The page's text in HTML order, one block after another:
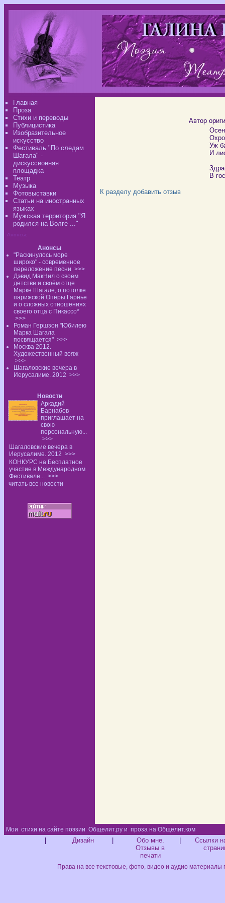
Главная
Проза
Стихи и переводы
Публицистика
Изобразительное
искусство
Фестиваль "По следам
Шагала" -
дискуссионная
площадка
Театр
Музыка
Фотовыставки
Статьи на иностранных
языках
Мужская территория "Я
родился на Волге ..."
Анонсы:
Анонсы
"Раскинулось море
широко" - современное
переложение песни >>>
Дэвид МакНил о своём
детстве и своём отце
Марке Шагале, о потолке
парижской Оперы Гарнье
и о сложных отношениях
своего отца с Пикассо*
>>>
Роман Гершзон "Юбилею
Марка Шагала
посвящается" >>>
Москва 2012.
Художественный вояж
>>>
Шагаловские вечера в
Иерусалиме. 2012 >>>
Новости
Аркадий
Барнабов
приглашает на
свою
персональную...
>>>
Шагаловские вечера в
Иерусалиме. 2012 >>>
КОНКУРС на Бесплатное
участие в Международном
Фестивале... >>>
читать все новости
Автор
Уж
И
В
К разделу добавить отзыв
Мои стихи на сайте поэзии Общелит.ру и проза на Общелит.ком
Дизайн
Обо мне.
Отзывы в
печати
Ссылки
Права на все текстовые, фото, видео и аудио